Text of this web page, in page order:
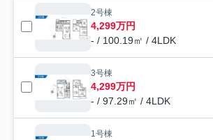
2号棟
4,299万円
- / 100.19㎡ / 4LDK
3号棟
4,299万円
- / 97.29㎡ / 4LDK
1号棟